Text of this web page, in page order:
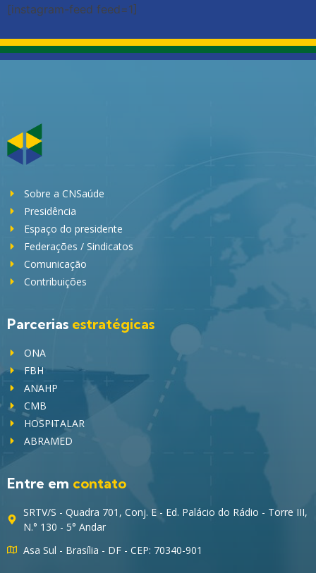
[instagram-feed feed=1]
Sobre a CNSaúde
Presidência
Espaço do presidente
Federações / Sindicatos
Comunicação
Contribuições
Parcerias estratégicas
ONA
FBH
ANAHP
CMB
HOSPITALAR
ABRAMED
Entre em contato
SRTV/S - Quadra 701, Conj. E - Ed. Palácio do Rádio - Torre III,
N.° 130 - 5° Andar
Asa Sul - Brasília - DF - CEP: 70340-901